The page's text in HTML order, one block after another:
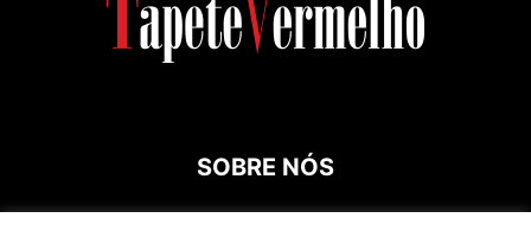
SOBRE NÓS